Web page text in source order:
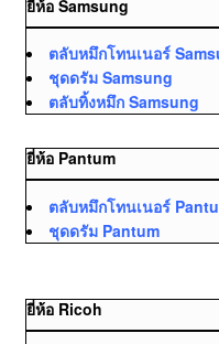
ยี่ห้อ Samsung
ตลับหมึกโทนเนอร์
ชุดดรัม Samsung
ตลับทิ้งหมึก Samsung
ยี่ห้อ Pantum
ตลับหมึกโทนเนอร์
ชุดดรัม Pantum
ยี่ห้อ Ricoh